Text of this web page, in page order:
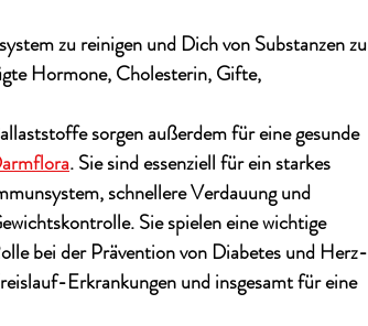
zu reinigen und Dich von Substanzen zu
Hormone, Cholesterin, Gifte,
sorgen außerdem für eine gesunde
. Sie sind essenziell für ein starkes
schnellere Verdauung und
Sie spielen eine wichtige
bei der Prävention von Diabetes und Herz-
Erkrankungen und insgesamt für eine